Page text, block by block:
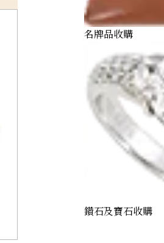
名牌品收購
鑽石及寶石收購